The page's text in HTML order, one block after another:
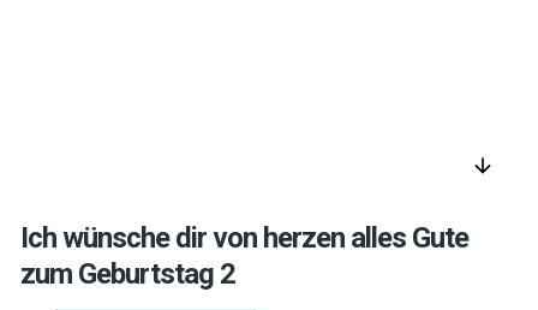
arrow_downward
Ich wünsche dir von herzen alles Gute
zum Geburtstag 2